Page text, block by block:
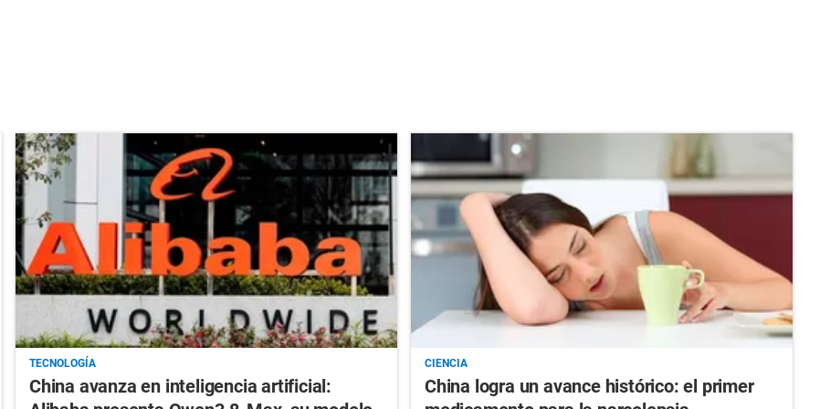
TECNOLOGÍA
China avanza en inteligencia artificial:
CIENCIA
China logra un avance histórico: el primer